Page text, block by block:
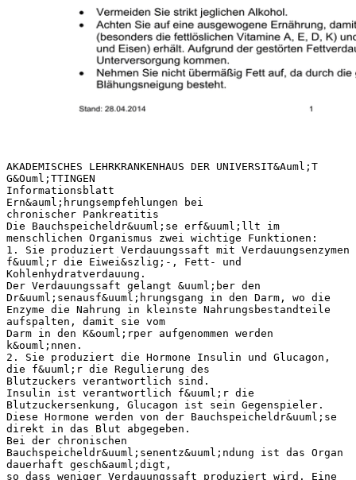
AKADEMISCHES LEHRKRANKENHAUS DER UNIVERSIT&Auml;T
G&Ouml;TTINGEN
Informationsblatt
Ern&auml;hrungsempfehlungen bei
chronischer Pankreatitis
Die Bauchspeicheldr&uuml;se erf&uuml;llt im
menschlichen Organismus zwei wichtige Funktionen:
1. Sie produziert Verdauungssaft mit Verdauungsenzymen
f&uuml;r die Eiwei&szlig;-, Fett- und
Kohlenhydratverdauung.
Der Verdauungssaft gelangt &uuml;ber den
Dr&uuml;senausf&uuml;hrungsgang in den Darm, wo die
Enzyme die Nahrung in kleinste Nahrungsbestandteile
aufspalten, damit sie vom
Darm in den K&ouml;rper aufgenommen werden
k&ouml;nnen.
2. Sie produziert die Hormone Insulin und Glucagon,
die f&uuml;r die Regulierung des
Blutzuckers verantwortlich sind.
Insulin ist verantwortlich f&uuml;r die
Blutzuckersenkung, Glucagon ist sein Gegenspieler.
Diese Hormone werden von der Bauchspeicheldr&uuml;se
direkt in das Blut abgegeben.
Bei der chronischen
Bauchspeicheldr&uuml;senentz&uuml;ndung ist das Organ
dauerhaft gesch&auml;digt,
so dass weniger Verdauungssaft produziert wird. Eine